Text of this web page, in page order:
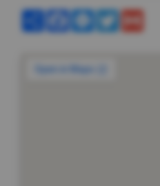
PartagerFacebookMessenger
Twitter